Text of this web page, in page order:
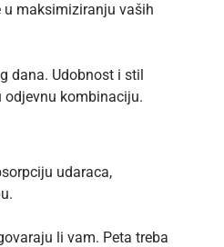
u maksimiziranju vaših
dana. Udobnost i stil
kombinaciju.
udaraca,
li vam. Peta treba